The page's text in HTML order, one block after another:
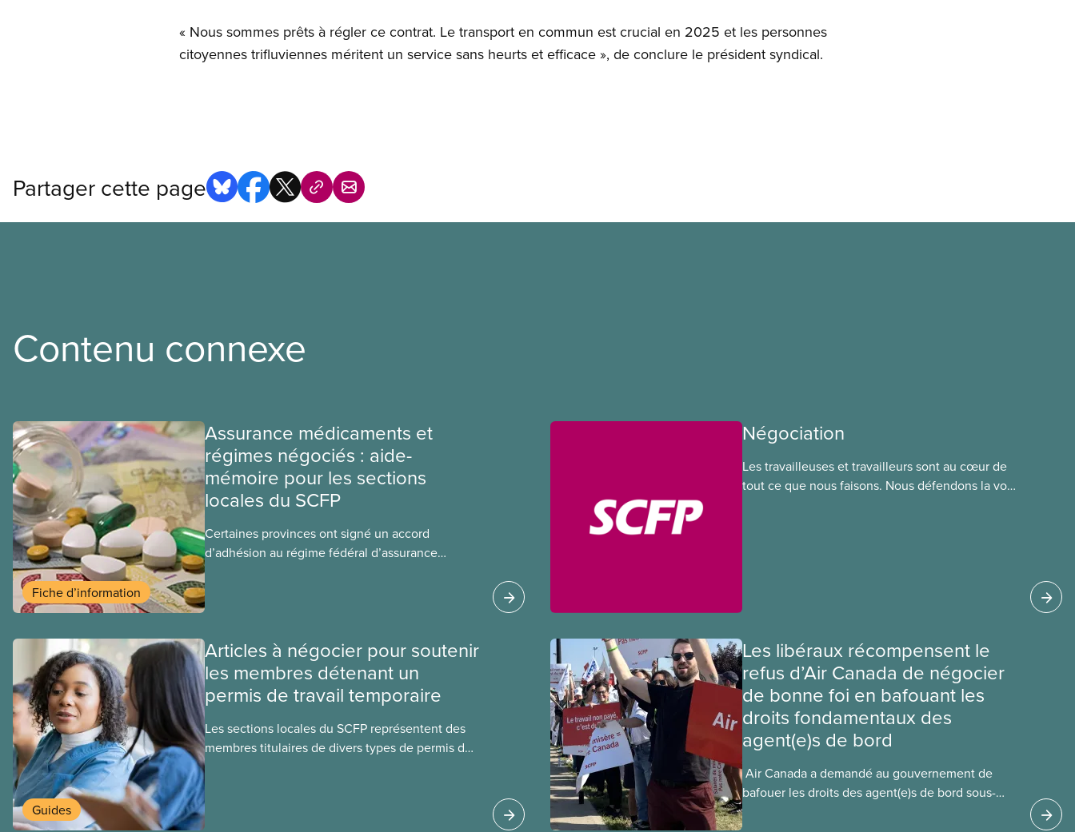
« Nous sommes prêts à régler ce contrat. Le transport en commun est crucial en 2025 et les personnes
citoyennes trifluviennes méritent un service sans heurts et efficace », de conclure le président syndical.
Partager cette page
Contenu connexe
Fiche d’information
Assurance médicaments et
régimes négociés : aide-
mémoire pour les sections
locales du SCFP
Certaines provinces ont signé un accord
d’adhésion au régime fédéral d’assurance
Négociation
Les travailleuses et travailleurs sont au cœur de
tout ce que nous faisons. Nous défendons la voix
Guides
Articles à négocier pour soutenir
les membres détenant un
permis de travail temporaire
Les sections locales du SCFP représentent des
membres titulaires de divers types de permis de
Les libéraux récompensent le
refus d’Air Canada de négocier
de bonne foi en bafouant les
droits fondamentaux des
agent(e)s de bord
​ Air Canada a demandé au gouvernement de
bafouer les droits des agent(e)s de bord sous-